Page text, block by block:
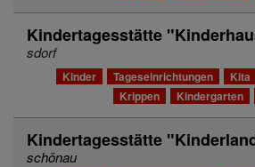
Kindertagesstätte
sdorf
Kinder Tageseinrichtungen Kita
Krippen
Kindergarten
Kindertagesstätte
schönau